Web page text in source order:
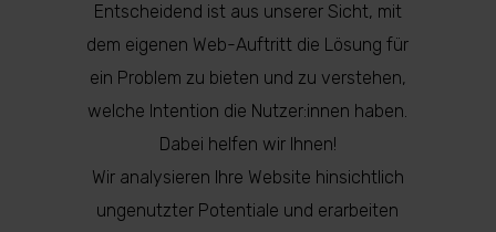
Entscheidend ist aus unserer Sicht, mit
dem eigenen Web-Auftritt die Lösung für
ein Problem zu bieten und zu verstehen,
welche Intention die Nutzer:innen haben.
Dabei helfen wir Ihnen!
Wir analysieren Ihre Website hinsichtlich
ungenutzter Potentiale und erarbeiten